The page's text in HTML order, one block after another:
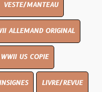
VESTE/MANTEAU
ALLEMAND ORIGINAL
WWII US COPIE
LIVRE/REVUE